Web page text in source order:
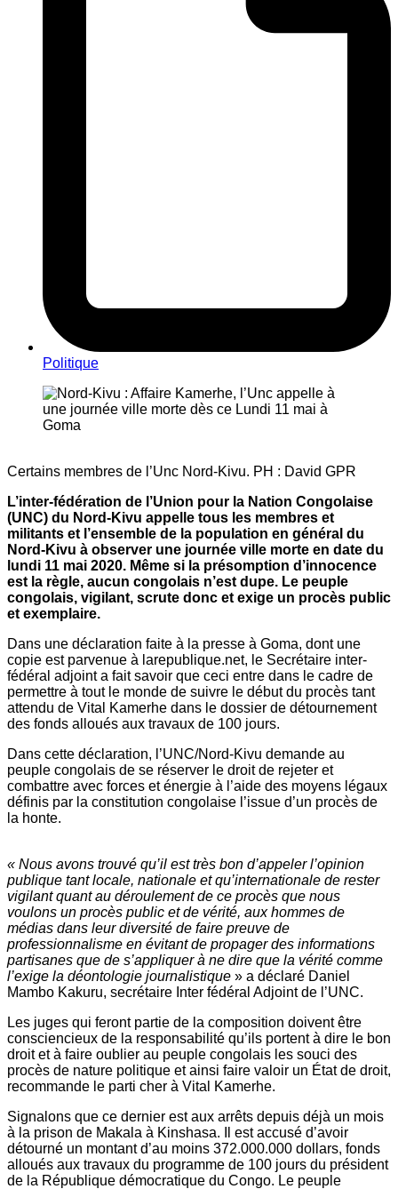
Politique
Certains membres de l’Unc Nord-Kivu. PH : David GPR
L’inter-fédération de l’Union pour la Nation Congolaise
(UNC) du Nord-Kivu appelle tous les membres et
militants et l’ensemble de la population en général du
Nord-Kivu à observer une journée ville morte en date du
lundi 11 mai 2020. Même si la présomption d’innocence
est la règle, aucun congolais n’est dupe. Le peuple
congolais, vigilant, scrute donc et exige un procès public
et exemplaire.
Dans une déclaration faite à la presse à Goma, dont une
copie est parvenue à larepublique.net, le Secrétaire inter-
fédéral adjoint a fait savoir que ceci entre dans le cadre de
permettre à tout le monde de suivre le début du procès tant
attendu de Vital Kamerhe dans le dossier de détournement
des fonds alloués aux travaux de 100 jours.
Dans cette déclaration, l’UNC/Nord-Kivu demande au
peuple congolais de se réserver le droit de rejeter et
combattre avec forces et énergie à l’aide des moyens légaux
définis par la constitution congolaise l’issue d’un procès de
la honte.
« Nous avons trouvé qu’il est très bon d’appeler l’opinion
publique tant locale, nationale et qu’internationale de rester
vigilant quant au déroulement de ce procès que nous
voulons un procès public et de vérité, aux hommes de
médias dans leur diversité de faire preuve de
professionnalisme en évitant de propager des informations
partisanes que de s’appliquer à ne dire que la vérité comme
l’exige la déontologie journalistique » a déclaré Daniel
Mambo Kakuru, secrétaire Inter fédéral Adjoint de l’UNC.
Les juges qui feront partie de la composition doivent être
consciencieux de la responsabilité qu’ils portent à dire le bon
droit et à faire oublier au peuple congolais les souci des
procès de nature politique et ainsi faire valoir un État de droit,
recommande le parti cher à Vital Kamerhe.
Signalons que ce dernier est aux arrêts depuis déjà un mois
à la prison de Makala à Kinshasa. Il est accusé d’avoir
détourné un montant d’au moins 372.000.000 dollars, fonds
alloués aux travaux du programme de 100 jours du président
de la République démocratique du Congo. Le peuple